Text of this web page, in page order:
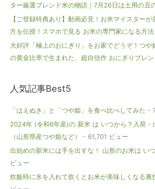
ター厳選ブレンド米の物語｜7月26日は土用の丑
【ご登録特典あり】動画必見！お米マイスターが
方を伝授！スマホで見る お米の専門家になる方
大好評「極上のおにぎり」をお家でどうぞ！つや
の黄金比率で生まれた、超自信作 おにぎりブレ
人気記事Best5
「はえぬき」と「つや姫」を食べ比べしてみた -
2024年 (令和6年産)の 新米 は いつから？入荷・
（山形県産つや姫など）
- 61,701 ビュー
出始めの新米には手を出すな！ 山形のお米は い
ビュー
炊飯時に氷を入れて炊くとお米が美味しくなる裏